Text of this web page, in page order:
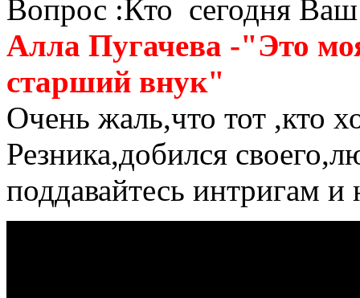
Вопрос :Кто сегодня
Алла Пугачева -"Это
старший внук"
Очень жаль,что тот ,кто
Резника,добился
поддавайтесь интригам и